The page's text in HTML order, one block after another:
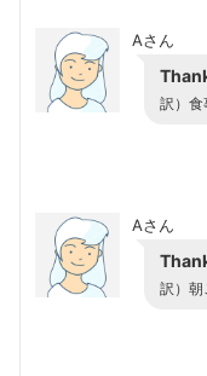
Aさん
訳） 食
Aさん
訳） 朝